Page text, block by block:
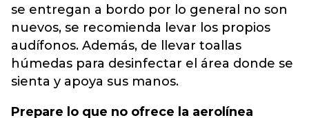
se entregan a bordo por lo general no son
nuevos, se recomienda levar los propios
audífonos. Además, de llevar toallas
húmedas para desinfectar el área donde se
sienta y apoya sus manos.
Prepare lo que no ofrece la aerolínea